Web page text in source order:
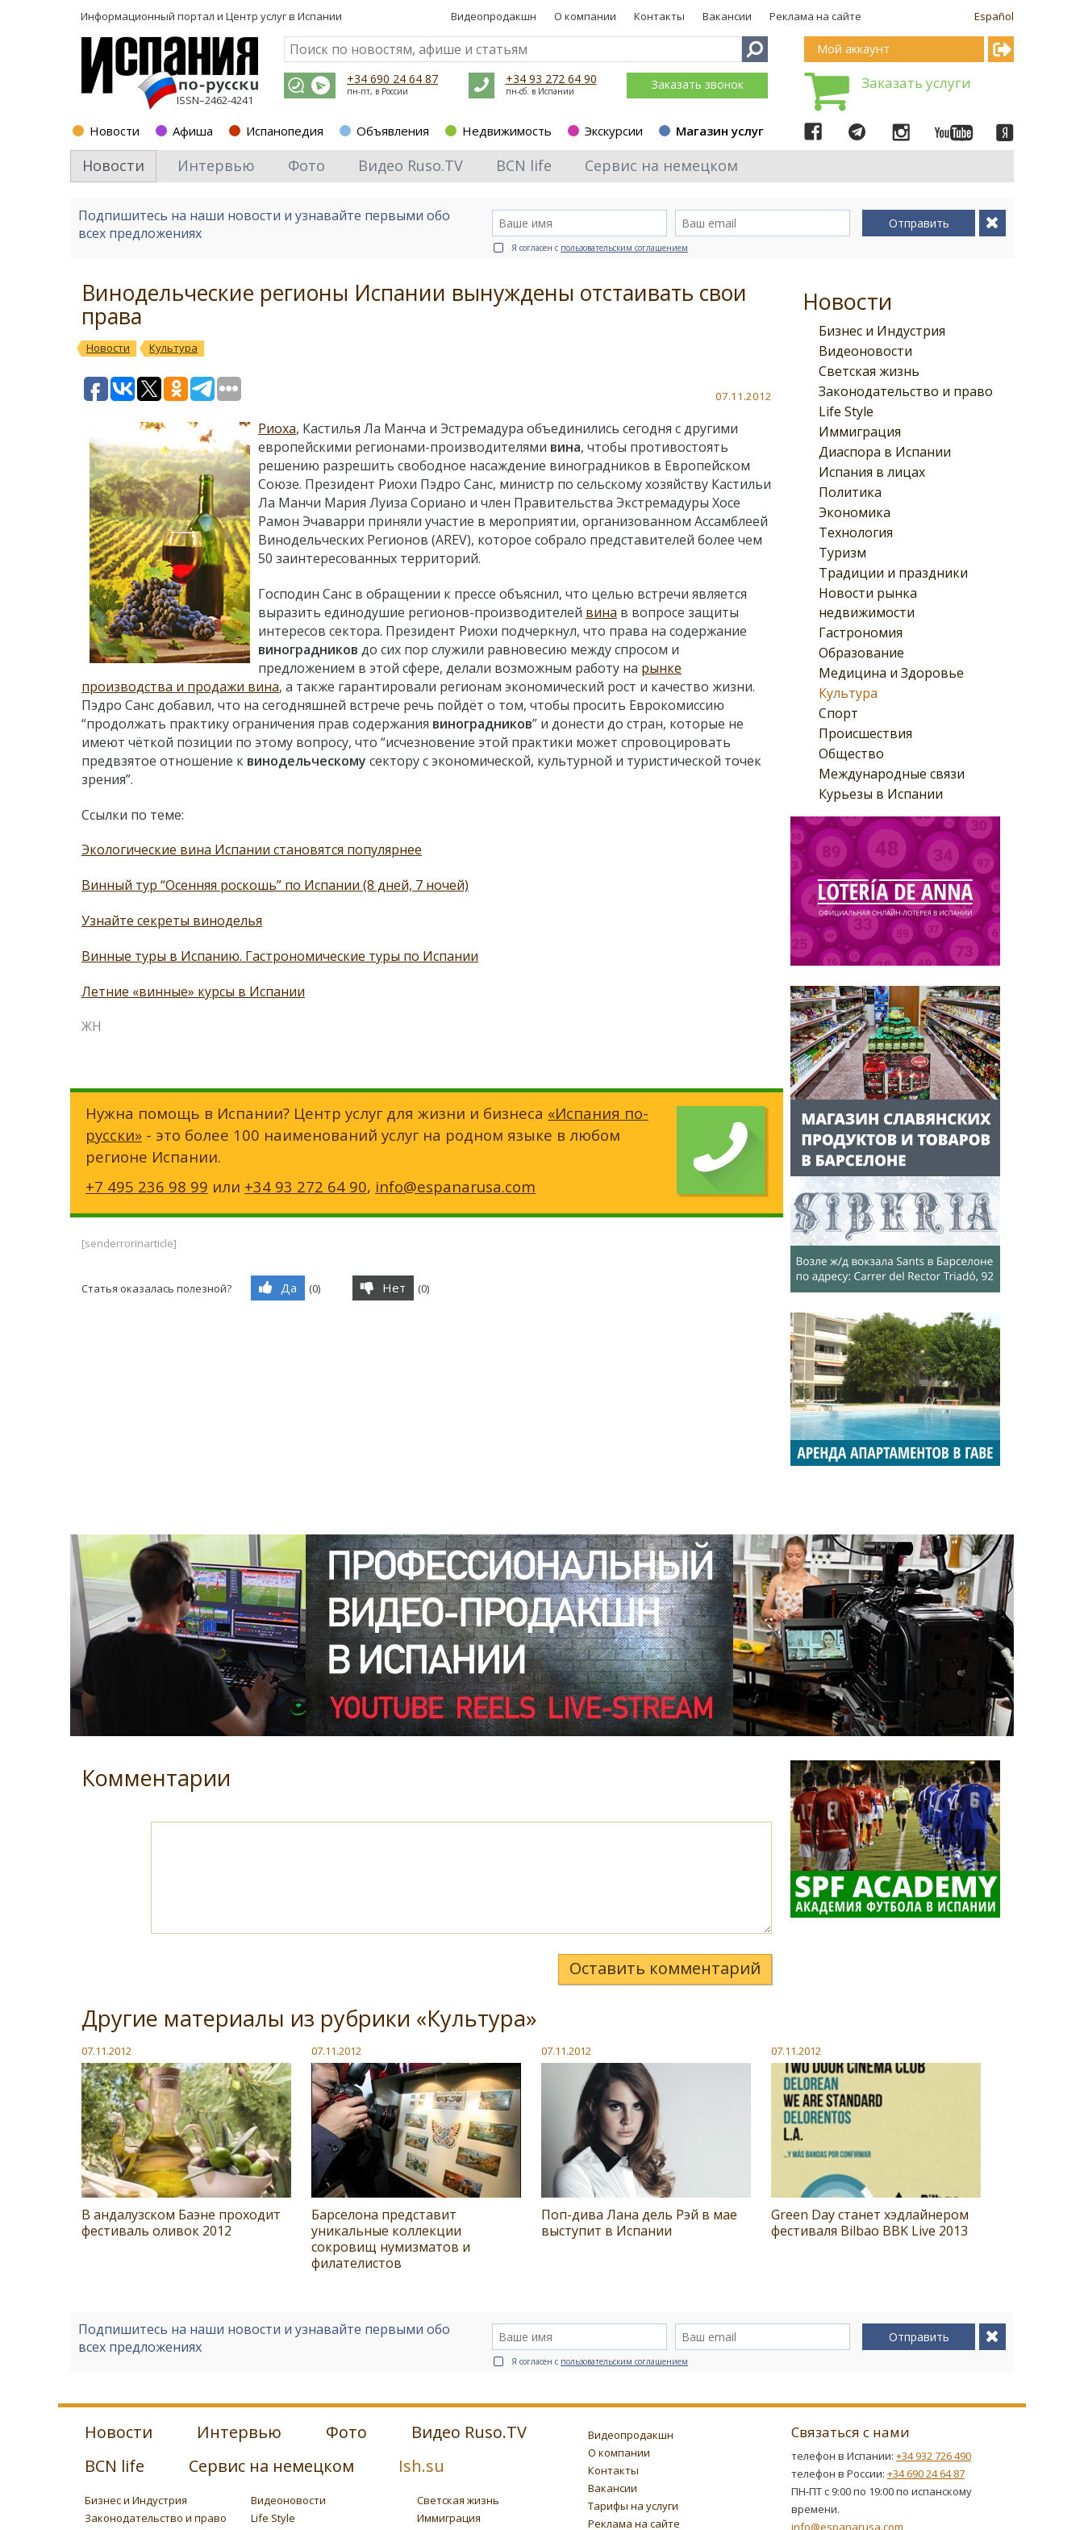
Информационный портал и Центр услуг в Испании Español
Видеопродакшн О компании Контакты Вакансии Реклама на сайте
ISSN–2462-4241
+34 690 24 64 87
пн-пт, в России
+34 93 272 64 90
пн-сб. в Испании Заказать звонок
Новости Афиша Испанопедия Объявления Недвижимость Экскурсии Магазин услуг
Мой аккаунт
Заказать услуги
Новости Интервью Фото Видео Ruso.TV BCN life Сервис на немецком
Подпишитесь на наши новости и узнавайте первыми обо
всех предложениях
Отправить
Я согласен с пользовательским соглашением
Новости
Бизнес и Индустрия
Видеоновости
Светская жизнь
Законодательство и право
Life Style
Иммиграция
Диаспора в Испании
Испания в лицах
Политика
Экономика
Технология
Туризм
Традиции и праздники
Новости рынка
недвижимости
Гастрономия
Образование
Медицина и Здоровье
Культура
Спорт
Происшествия
Общество
Международные связи
Курьезы в Испании
Винодельческие регионы Испании вынуждены отстаивать свои
права
Новости Культура
07.11.2012
Риоха, Кастилья Ла Манча и Эстремадура объединились сегодня с другими
европейскими регионами-производителями вина, чтобы противостоять
решению разрешить свободное насаждение виноградников в Европейском
Союзе. Президент Риохи Пэдро Санс, министр по сельскому хозяйству Кастильи
Ла Манчи Мария Луиза Сориано и член Правительства Экстремадуры Хосе
Рамон Эчаварри приняли участие в мероприятии, организованном Ассамблеей
Винодельческих Регионов (AREV), которое собрало представителей более чем
50 заинтересованных территорий.
Господин Санс в обращении к прессе объяснил, что целью встречи является
выразить единодушие регионов-производителей вина в вопросе защиты
интересов сектора. Президент Риохи подчеркнул, что права на содержание
виноградников до сих пор служили равновесию между спросом и
предложением в этой сфере, делали возможным работу на рынке
производства и продажи вина, а также гарантировали регионам экономический рост и качество жизни.
Пэдро Санс добавил, что на сегодняшней встрече речь пойдёт о том, чтобы просить Еврокомиссию
“продолжать практику ограничения прав содержания виноградников” и донести до стран, которые не
имеют чёткой позиции по этому вопросу, что “исчезновение этой практики может спровоцировать
предвзятое отношение к винодельческому сектору с экономической, культурной и туристической точек
зрения”.
Ссылки по теме:
Экологические вина Испании становятся популярнее
Винный тур “Осенняя роскошь” по Испании (8 дней, 7 ночей)
Узнайте секреты виноделья
Винные туры в Испанию. Гастрономические туры по Испании
Летние «винные» курсы в Испании
ЖН
Нужна помощь в Испании? Центр услуг для жизни и бизнеса «Испания по-
русски» - это более 100 наименований услуг на родном языке в любом
регионе Испании.
+7 495 236 98 99 или +34 93 272 64 90, info@espanarusa.com
[senderrorinarticle]
Статья оказалась полезной? Да (0) Нет (0)
Комментарии
Оставить комментарий
Другие материалы из рубрики «Культура»
07.11.2012
В андалузском Баэне проходит
фестиваль оливок 2012
07.11.2012
Барселона представит
уникальные коллекции
сокровищ нумизматов и
филателистов
07.11.2012
Поп-дива Лана дель Рэй в мае
выступит в Испании
07.11.2012
Green Day станет хэдлайнером
фестиваля Bilbao BBK Live 2013
Подпишитесь на наши новости и узнавайте первыми обо
всех предложениях
Отправить
Я согласен с пользовательским соглашением
Новости Интервью Фото
Видео Ruso.TV
BCN life
Сервис на немецком Ish.su
Бизнес и Индустрия Видеоновости
Светская жизнь
Законодательство и право
Life Style
Иммиграция
Видеопродакшн
О компании
Контакты
Вакансии
Тарифы на услуги
Реклама на сайте
Связаться с нами
телефон в Испании: +34 932 726 490
телефон в России: +34 690 24 64 87
ПН-ПТ с 9:00 по 19:00 по испанскому
времени.
info@espanarusa.com